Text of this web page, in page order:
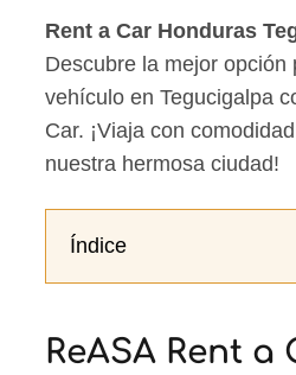
Rent a Car Honduras
Descubre la mejor opción
vehículo en Tegucigalpa
Car. ¡Viaja con
nuestra hermosa ciudad!
Índice
ReASA Rent a